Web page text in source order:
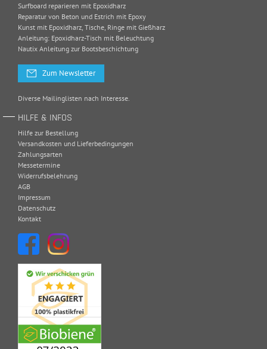
Surfboard reparieren mit Epoxidharz
Reparatur von Beton und Estrich mit Epoxy
Kunst mit Epoxidharz, Tische, Ringe mit Gießharz
Anleitung: Epoxidharz-Tisch mit Beleuchtung
Nautix Anleitung zur Bootsbeschichtung
Zum Newsletter
Diverse Mailinglisten nach Interesse.
HILFE & INFOS
Hilfe zur Bestellung
Versandkosten und Lieferbedingungen
Zahlungsarten
Messetermine
Widerrufsbelehrung
AGB
Impressum
Datenschutz
Kontakt